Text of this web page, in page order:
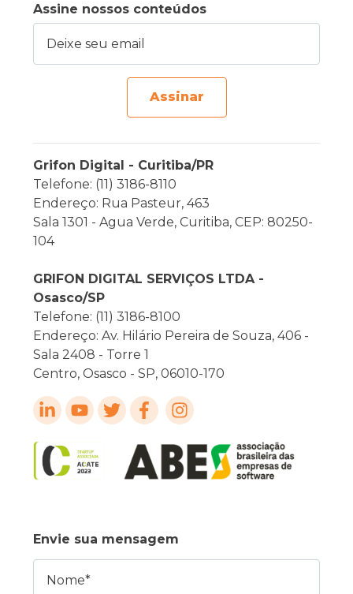
Assine nossos conteúdos
Assinar
Grifon Digital - Curitiba/PR
Telefone: (11) 3186-8110
Endereço: Rua Pasteur, 463
Sala 1301 - Agua Verde, Curitiba, CEP: 80250-
104
GRIFON DIGITAL SERVIÇOS LTDA -
Osasco/SP
Telefone: (11) 3186-8100
Endereço: Av. Hilário Pereira de Souza, 406 -
Sala 2408 - Torre 1
Centro, Osasco - SP, 06010-170
Envie sua mensagem